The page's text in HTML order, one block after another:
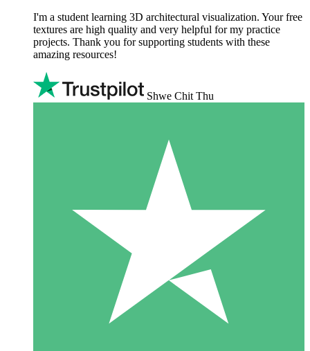
I'm a student learning 3D architectural visualization. Your free
textures are high quality and very helpful for my practice
projects. Thank you for supporting students with these
amazing resources!
Shwe Chit Thu